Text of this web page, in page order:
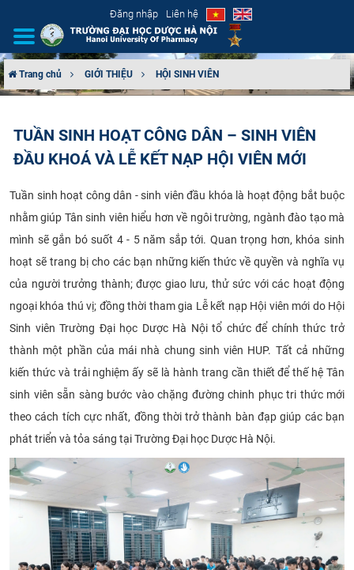
Đăng nhập Liên hệ
CƠ CẤU TỔ CHỨC
ĐÀO TẠO
ĐẢM BẢO CHẤT LƯỢNG
KHOA HỌC CÔNG NGHỆ
HTQT
CỰU NGƯỜI HỌC
Trang chủ GIỚI THIỆU HỘI SINH VIÊN
TUẦN SINH HOẠT CÔNG DÂN – SINH VIÊN
ĐẦU KHOÁ VÀ LỄ KẾT NẠP HỘI VIÊN MỚI
Tuần sinh hoạt công dân - sinh viên đầu khóa là hoạt động bắt buộc
nhằm giúp Tân sinh viên hiểu hơn về ngôi trường, ngành đào tạo mà
mình sẽ gắn bó suốt 4 - 5 năm sắp tới. Quan trọng hơn, khóa sinh
hoạt sẽ trang bị cho các bạn những kiến thức về quyền và nghĩa vụ
của người trưởng thành; được giao lưu, thử sức với các hoạt động
ngoại khóa thú vị; đồng thời tham gia Lễ kết nạp Hội viên mới do Hội
Sinh viên Trường Đại học Dược Hà Nộitổ chức để chính thức trở
thành một phần của mái nhà chung sinh viên HUP. Tất cả những
kiến thức và trải nghiệm ấy sẽ là hành trang cần thiết để thế hệ Tân
sinh viên sẵn sàng bước vào chặng đường chinh phục tri thức mới
theo cách tích cực nhất, đồng thời trở thành bàn đạp giúp các bạn
phát triển và tỏa sáng tạiTrường Đại học Dược Hà Nội.